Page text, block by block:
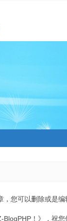
，您可以删除或是编
BlogPHP！》，祝